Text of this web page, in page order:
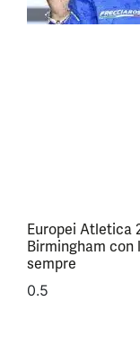
Europei Atletica
Birmingham con
sempre